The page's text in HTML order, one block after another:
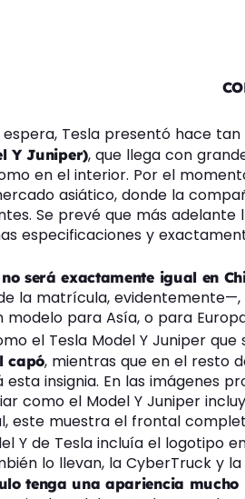
Tesla presentó hace
Y Juniper), que llega con
en el interior. Por el
asiático, donde la
Se prevé que más adelante
especificaciones y
será exactamente igual en
la matrícula,
para Asía, o para
el Tesla Model Y Juniper que
capó, mientras que en el resto
insignia. En las imágenes
como el Model Y Juniper
este muestra el frontal
Y de Tesla incluía el logotipo
lo llevan, la CyberTruck y
tenga una apariencia